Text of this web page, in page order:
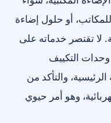
أو حلول إضاءة
لا تقتصر خدماته على
التكييف
والتأكد من
وهو أمر حيوي